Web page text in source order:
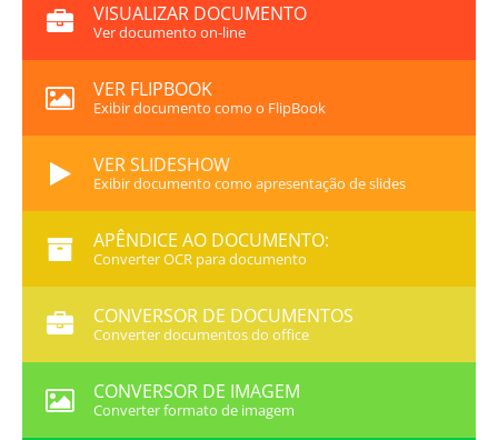
VISUALIZAR DOCUMENTO
Ver documento on-line
VER FLIPBOOK
Exibir documento como o FlipBook
VER SLIDESHOW
Exibir documento como apresentação de slides
APÊNDICE AO DOCUMENTO:
Converter OCR para documento
CONVERSOR DE DOCUMENTOS
Converter documentos do office
CONVERSOR DE IMAGEM
Converter formato de imagem